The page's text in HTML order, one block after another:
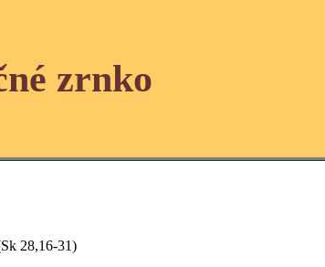
zrnko
28,16-31)